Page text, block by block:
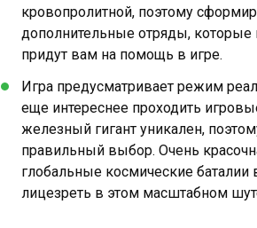
кровопролитной, поэтому
дополнительные отряды,
придут вам на помощь в игре.
Игра предусматривает режим
еще интереснее проходить
железный гигант уникален,
правильный выбор. Очень
глобальные космические
лицезреть в этом масштабном